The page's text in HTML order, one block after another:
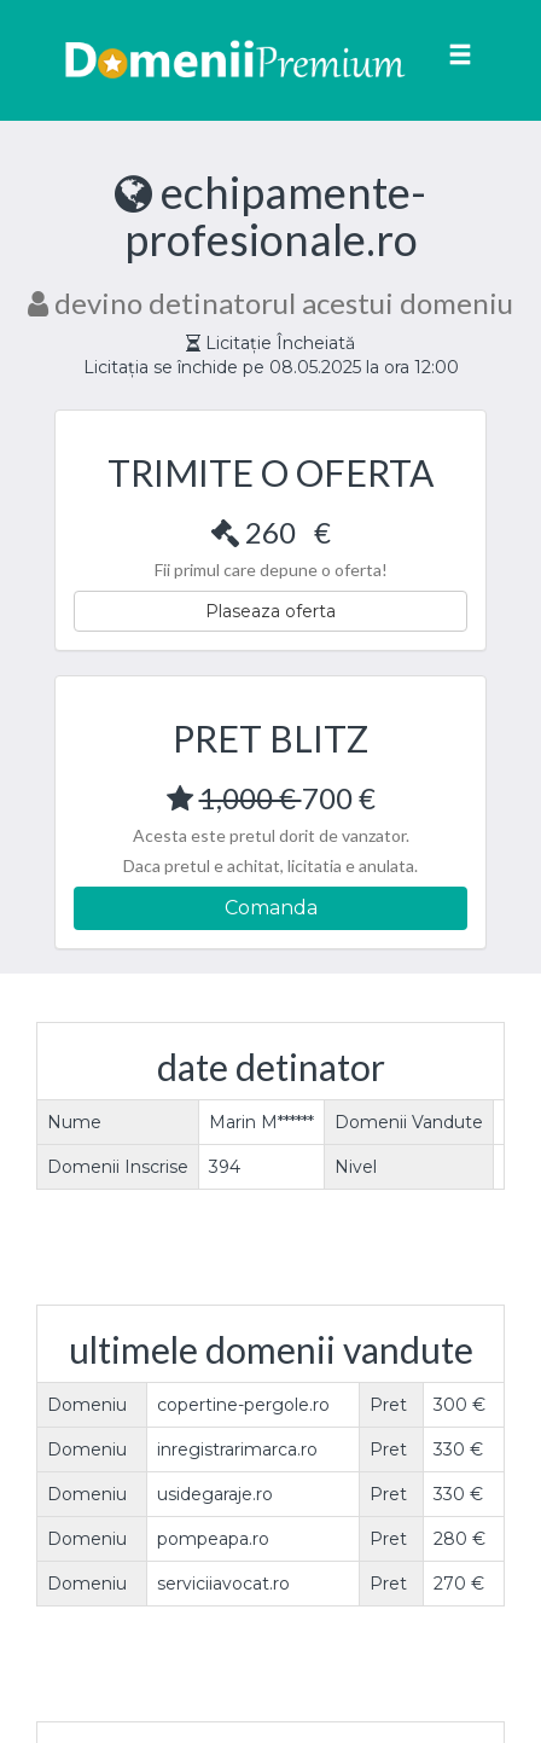
Toggle
echipamente-
profesionale.ro
devino detinatorul acestui domeniu
Licitație Încheiată
Licitația se închide pe 08.05.2025 la ora 12:00
TRIMITE O OFERTA
260 €
Fii primul care depune o oferta!
Plaseaza oferta
PRET BLITZ
1,000 €700 €
Acesta este pretul dorit de vanzator.
Daca pretul e achitat, licitatia e anulata.
Comanda
date detinator
Nume Marin M****** Domenii Vandute
Domenii Inscrise 394 Nivel
ultimele domenii vandute
Domeniu copertine-pergole.ro Pret 300 €
Domeniu inregistrarimarca.ro Pret 330 €
Domeniu usidegaraje.ro Pret 330 €
Domeniu pompeapa.ro Pret 280 €
Domeniu serviciiavocat.ro Pret 270 €